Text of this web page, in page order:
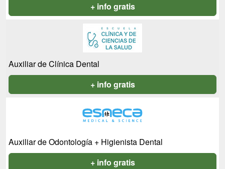
+ info gratis
Auxiliar de Clínica Dental
+ info gratis
Auxiliar de Odontología + Higienista Dental
+ info gratis